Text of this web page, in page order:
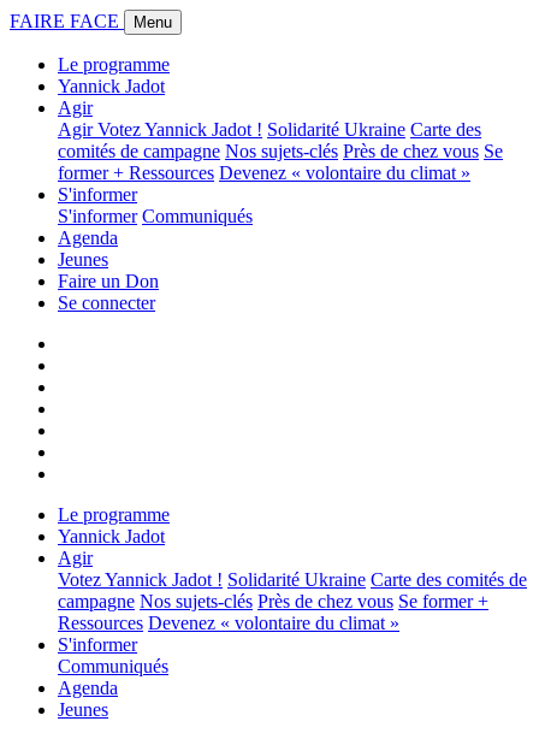
FAIRE FACE Menu
Le programme
Yannick Jadot
Agir
AgirVotez Yannick Jadot ! Solidarité Ukraine Carte des
comités de campagne Nos sujets-clés Près de chez vous Se
former + Ressources Devenez « volontaire du climat »
S'informer
S'informer Communiqués
Agenda
Jeunes
Faire un Don
Se connecter
Le programme
Yannick Jadot
Agir
Votez Yannick Jadot ! Solidarité Ukraine Carte des comités de
campagne Nos sujets-clés Près de chez vous Se former +
Ressources Devenez « volontaire du climat »
S'informer
Communiqués
Agenda
Jeunes